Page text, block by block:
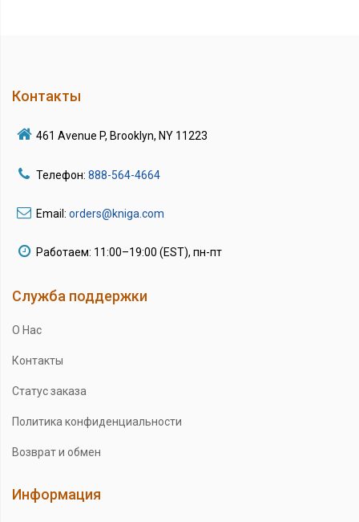
Контакты
461 Avenue P, Brooklyn, NY 11223
Телефон: 888-564-4664
Email: orders@kniga.com
Работаем: 11:00–19:00 (EST), пн-пт
Служба поддержки
О Нас
Контакты
Статус заказа
Политика конфиденциальности
Возврат и обмен
Информация